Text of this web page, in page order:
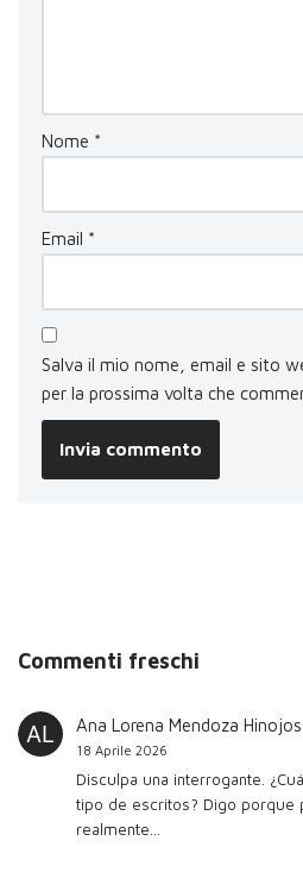
Nome *
Email *
Salva il mio nome, email e sito
per la prossima volta che
Commenti freschi
Ana Lorena Mendoza
18 Aprile 2026
Disculpa una interrogante.
tipo de escritos? Digo porque
realmente…